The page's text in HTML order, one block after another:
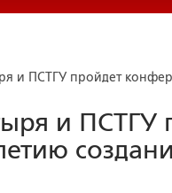
и ПСТГУ пройдет
и ПСТГУ